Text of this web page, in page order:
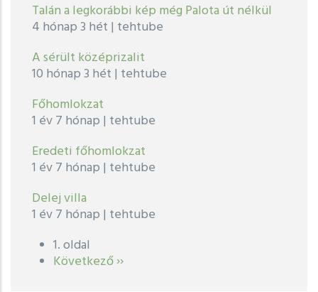
Talán a legkorábbi kép még Palota út nélkül
4 hónap 3 hét | tehtube
A sérült középrizalit
10 hónap 3 hét | tehtube
Főhomlokzat
1 év 7 hónap | tehtube
Eredeti főhomlokzat
1 év 7 hónap | tehtube
Delej villa
1 év 7 hónap | tehtube
Oldalszámozás
1. oldal
Következő
Következő ››